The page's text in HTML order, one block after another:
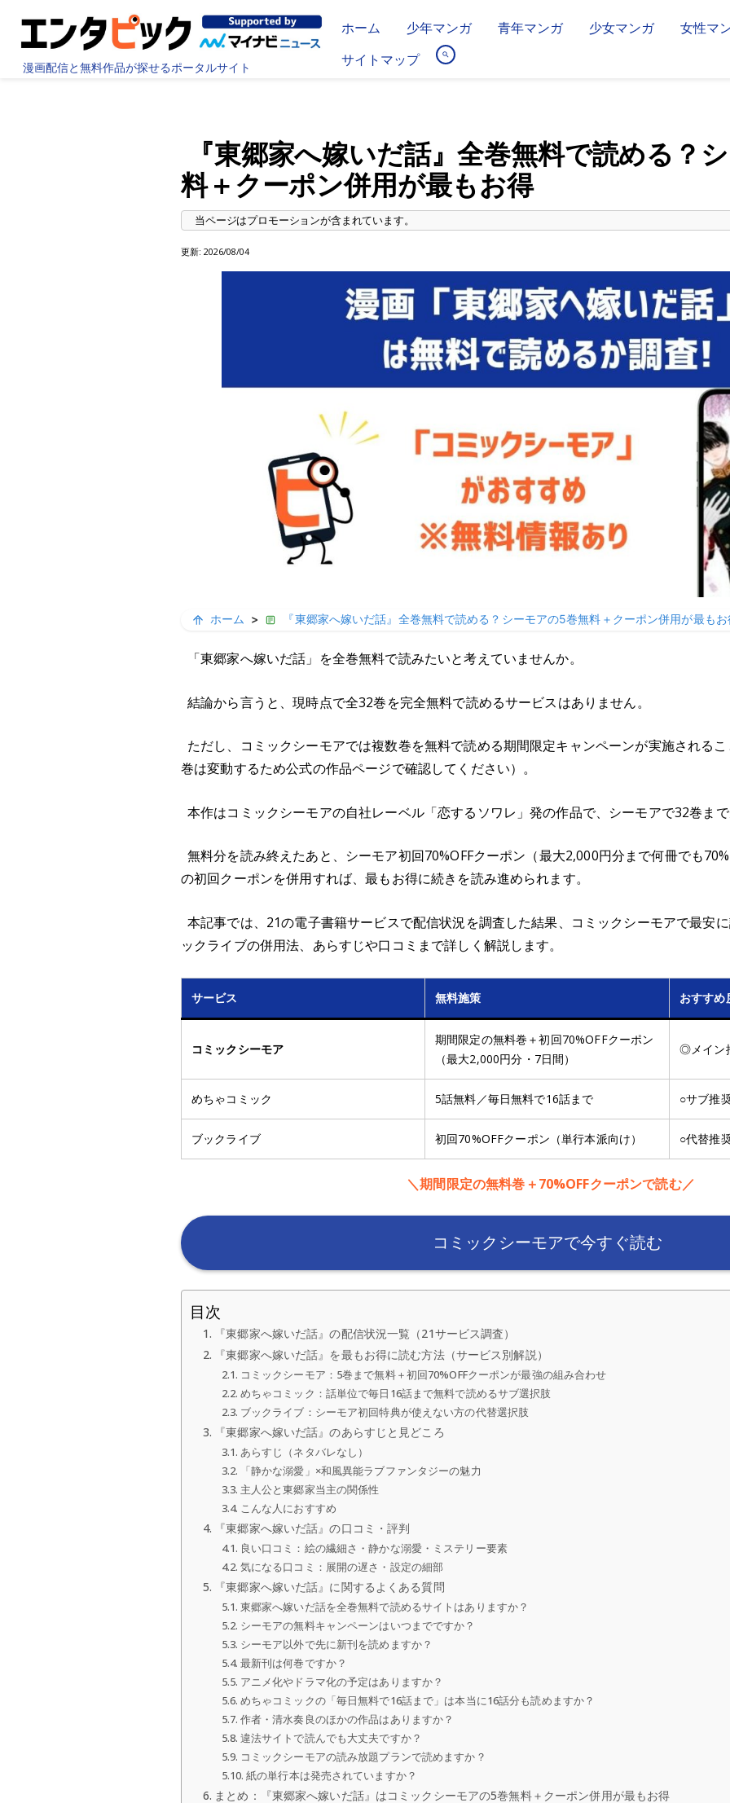
漫画配信と無料作品が探せるポータルサイト
ホーム 少年マンガ 青年マンガ 少女マンガ
女性マ
サイトマップ
『東郷家へ嫁いだ話』全巻無料で読める？
料＋クーポン併用が最もお得
更新: 2026/08/04
ホーム > 『東郷家へ嫁いだ話』全巻無料で読める？シーモアの5巻無料＋クーポン併用が最もお
「東郷家へ嫁いだ話」を全巻無料で読みたいと考えていませんか。
結論から言うと、現時点で全32巻を完全無料で読めるサービスはありません。
ただし、コミックシーモアでは複数巻を無料で読める期間限定キャンペーンが実施される
巻は変動するため公式の作品ページで確認してください）。
本作はコミックシーモアの自社レーベル「恋するソワレ」発の作品で、シーモアで32巻ま
無料分を読み終えたあと、シーモア初回70%OFFクーポン（最大2,000円分まで何冊でも
の初回クーポンを併用すれば、最もお得に続きを読み進められます。
本記事では、21の電子書籍サービスで配信状況を調査した結果、コミックシーモアで最安
ックライブの併用法、あらすじや口コミまで詳しく解説します。
サービス 無料施策 おすすめ
コミックシーモア
期間限定の無料巻＋初回70%OFFクーポン
（最大2,000円分・7日間）
◎メイン
めちゃコミック 5話無料／毎日無料で16話まで ○サブ推
ブックライブ 初回70%OFFクーポン（単行本派向け） ○代替推
＼期間限定の無料巻＋70%OFFクーポンで読む／
コミックシーモアで今すぐ読む
目次
『東郷家へ嫁いだ話』の配信状況一覧（21サービス調査）
『東郷家へ嫁いだ話』を最もお得に読む方法（サービス別解説）
コミックシーモア：5巻まで無料＋初回70%OFFクーポンが最強の組み合わせ
めちゃコミック：話単位で毎日16話まで無料で読めるサブ選択肢
ブックライブ：シーモア初回特典が使えない方の代替選択肢
『東郷家へ嫁いだ話』のあらすじと見どころ
あらすじ（ネタバレなし）
「静かな溺愛」×和風異能ラブファンタジーの魅力
主人公と東郷家当主の関係性
こんな人におすすめ
『東郷家へ嫁いだ話』の口コミ・評判
良い口コミ：絵の繊細さ・静かな溺愛・ミステリー要素
気になる口コミ：展開の遅さ・設定の細部
『東郷家へ嫁いだ話』に関するよくある質問
東郷家へ嫁いだ話を全巻無料で読めるサイトはありますか？
シーモアの無料キャンペーンはいつまでですか？
シーモア以外で先に新刊を読めますか？
最新刊は何巻ですか？
アニメ化やドラマ化の予定はありますか？
めちゃコミックの「毎日無料で16話まで」は本当に16話分も読めますか？
作者・清水奏良のほかの作品はありますか？
違法サイトで読んでも大丈夫ですか？
コミックシーモアの読み放題プランで読めますか？
紙の単行本は発売されていますか？
まとめ：『東郷家へ嫁いだ話』はコミックシーモアの5巻無料＋クーポン併用が最もお得